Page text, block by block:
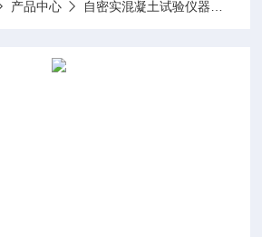
产品中心 自密实混凝土试验仪器